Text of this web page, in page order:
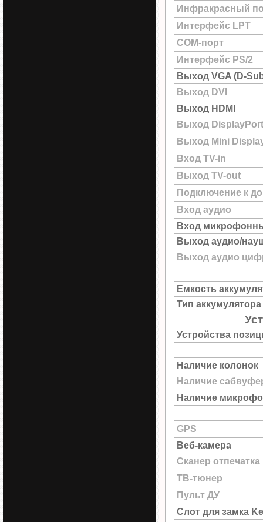
Инфракрасный
Интерфейс LPT
COM-порт
Интерфейс PS/2
Выход VGA (D-
Выход DVI
Выход HDMI
Выход DisplayPort
Выход Mini
Вход TV-in
Выход TV-out
Подключение к
Вход аудио
Вход
Выход аудио/
Выход аудио
Емкость
Тип аккумулятора
Устройства
Наличие колонок
Наличие
Наличие
GPS
Веб-камера
Сканер
ТВ-тюнер
Пульт ДУ
Слот для замка